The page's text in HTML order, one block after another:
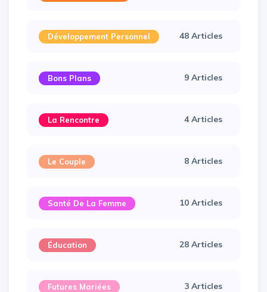
Développement Personnel 48 Articles
Bons Plans 9 Articles
La Rencontre 4 Articles
Le Couple 8 Articles
Santé De La Femme 10 Articles
Éducation 28 Articles
Futures Mariées 3 Articles